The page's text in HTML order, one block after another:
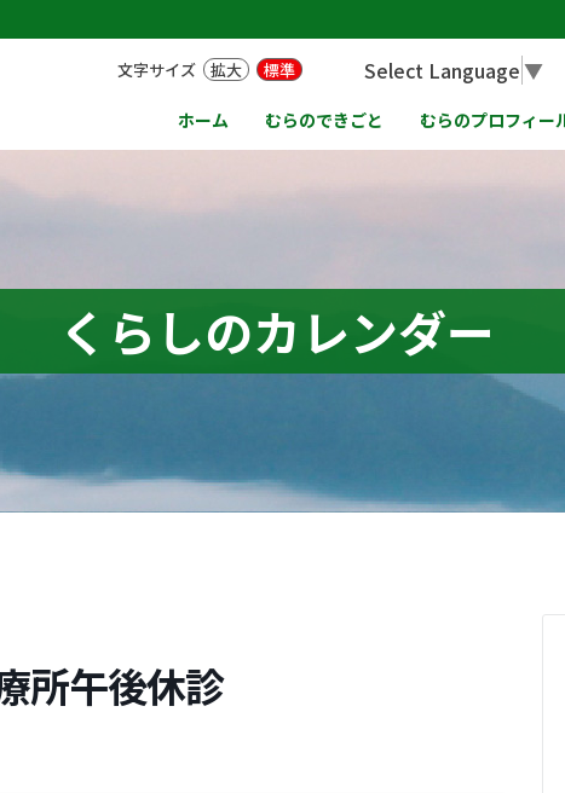
ホーム むらのできごと むらのプロフィー
文字サイズ 拡大 標準 Select Language▼
くらしのカレンダー
所午後休診